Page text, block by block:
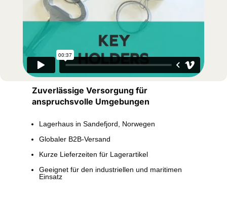
Zuverlässige Versorgung für
anspruchsvolle Umgebungen
Lagerhaus in Sandefjord, Norwegen
Globaler B2B-Versand
Kurze Lieferzeiten für Lagerartikel
Geeignet für den industriellen und maritimen
Einsatz